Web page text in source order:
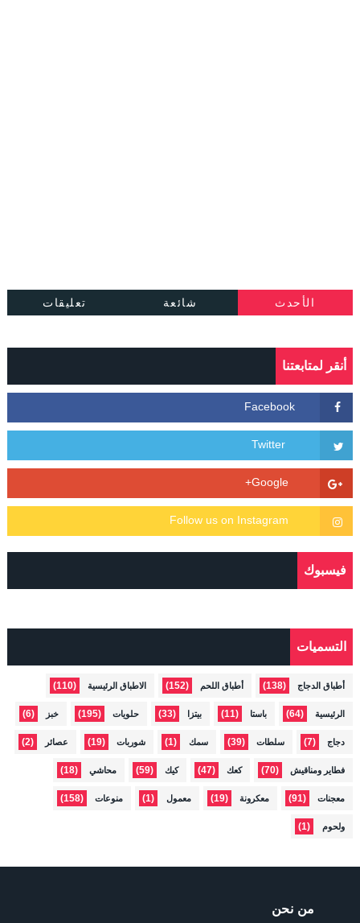
الأحدث شائعة تعليقات
أنقر لمتابعتنا
فيسبوك
التسميات
أطباق الدجاج (138) أطباق اللحم (152) الاطباق الرئيسية (110)
الرئيسية (64) باستا (11) بيتزا (33) حلويات (195) خبز (6)
دجاج (7) سلطات (39) سمك (1) شوربات (19) عصائر (2)
فطاير ومناقيش (70) كعك (47) كيك (59) محاشي (18)
معجنات (91) معكرونة (19) معمول (1) منوعات (158)
ولحوم (1)
من نحن